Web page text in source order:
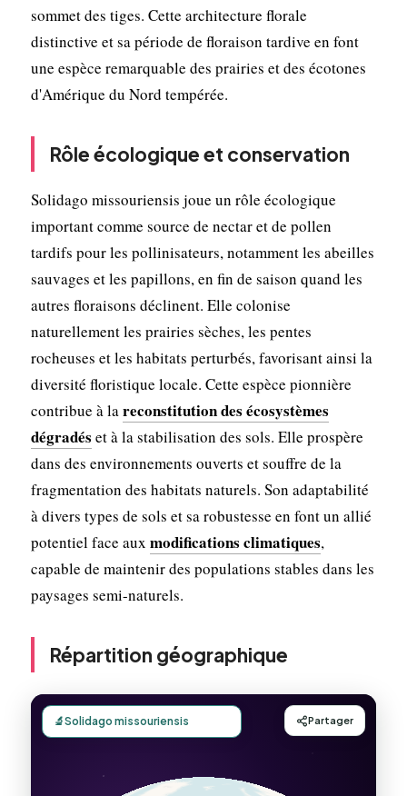
sommet des tiges. Cette architecture florale
distinctive et sa période de floraison tardive en font
une espèce remarquable des prairies et des écotones
d'Amérique du Nord tempérée.
Rôle écologique et conservation
Solidago missouriensis joue un rôle écologique
important comme source de nectar et de pollen
tardifs pour les pollinisateurs, notamment les abeilles
sauvages et les papillons, en fin de saison quand les
autres floraisons déclinent. Elle colonise
naturellement les prairies sèches, les pentes
rocheuses et les habitats perturbés, favorisant ainsi la
diversité floristique locale. Cette espèce pionnière
contribue à lareconstitution des écosystèmes
dégradés et à la stabilisation des sols. Elle prospère
dans des environnements ouverts et souffre de la
fragmentation des habitats naturels. Son adaptabilité
à divers types de sols et sa robustesse en font un allié
potentiel face aux modifications climatiques,
capable de maintenir des populations stables dans les
paysages semi-naturels.
Répartition géographique